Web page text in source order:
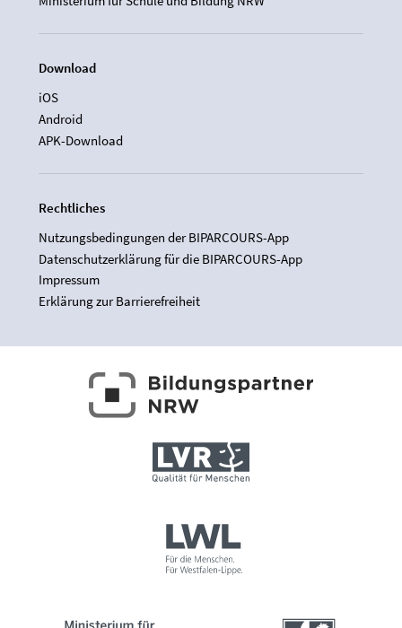
Download
iOS
Android
APK-Download
Rechtliches
Nutzungsbedingungen der BIPARCOURS-App
Datenschutzerklärung für die BIPARCOURS-App
Impressum
Erklärung zur Barrierefreiheit